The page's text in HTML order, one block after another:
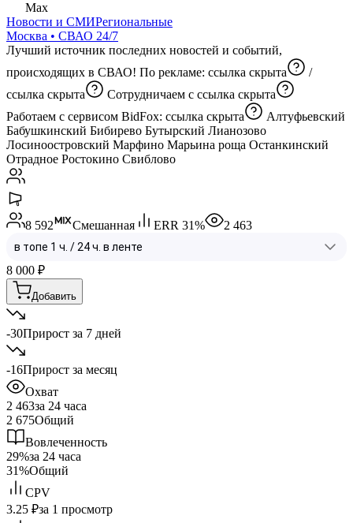
Max
Новости и СМИРегиональные
Москва • СВАО 24/7
Лучший источник последних новостей и событий,
происходящих в СВАО! По рекламе: ссылка скрыта
/
ссылка скрыта
Сотрудничаем с ссылка скрыта
Работаем с сервисом BidFox: ссылка скрыта
Алтуфьевский
Бабушкинский Бибирево Бутырский Лианозово
Лосиноостровский Марфино Марьина роща Останкинский
Отрадное Ростокино Свиблово
8 592 Смешанная ERR 31% 2 463
8 000 ₽
Добавить
-30Прирост за 7 дней
-16Прирост за месяц
Охват
2 463за 24 часа
2 675Общий
Вовлеченность
29%за 24 часа
31%Общий
CPV
3.25 ₽за 1 просмотр